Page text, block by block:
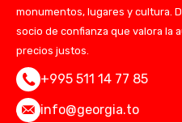
monumentos, lugares y cultura.
socio de confianza que valora la
precios justos.
+995 511 14 77 85
info@georgia.to